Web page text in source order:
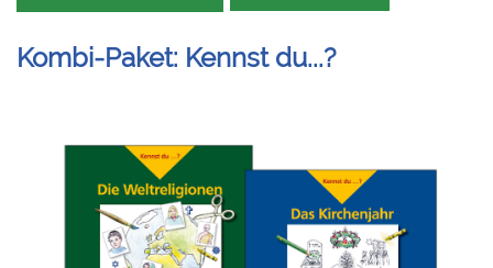
Kombi-Paket: Kennst du...?